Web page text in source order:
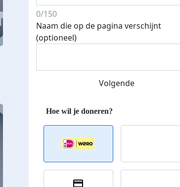
0/150
Naam die op de pagina verschijnt
(optioneel)
Volgende